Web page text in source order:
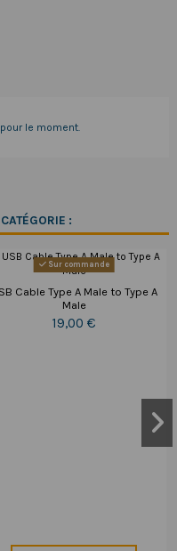
le moment.
:
Sur commande
Cable Type A Male to Type A
Male
19,00 €